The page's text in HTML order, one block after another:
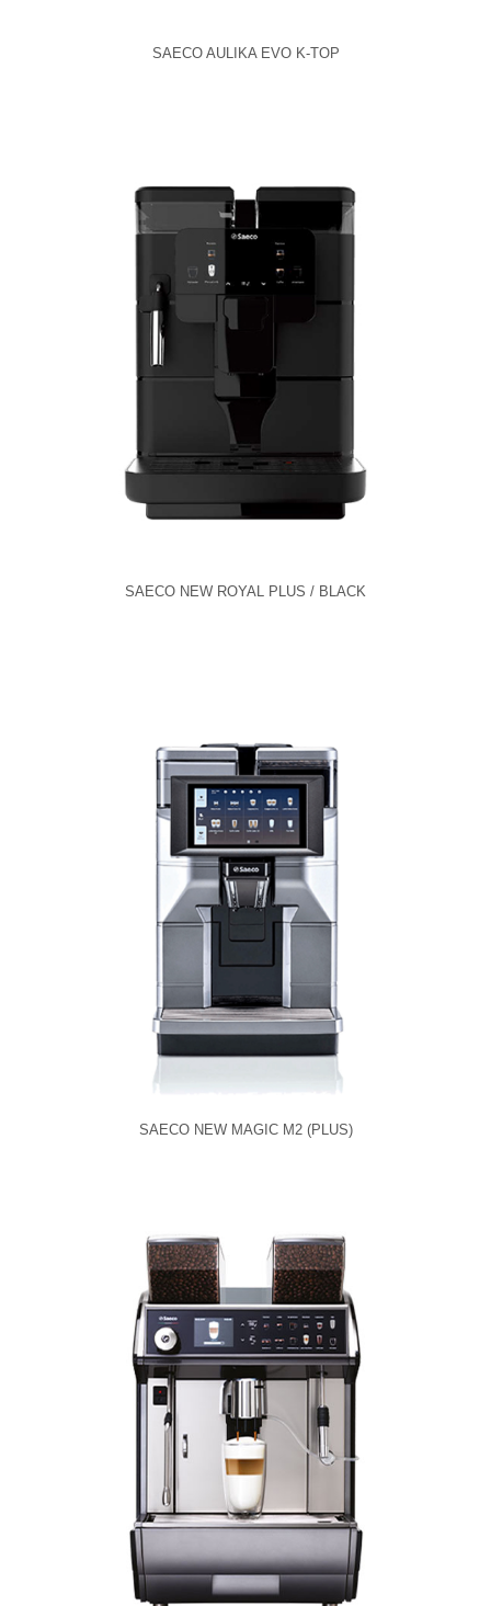
SAECO AULIKA EVO K-TOP
SAECO NEW ROYAL PLUS / BLACK
SAECO NEW MAGIC M2 (PLUS)